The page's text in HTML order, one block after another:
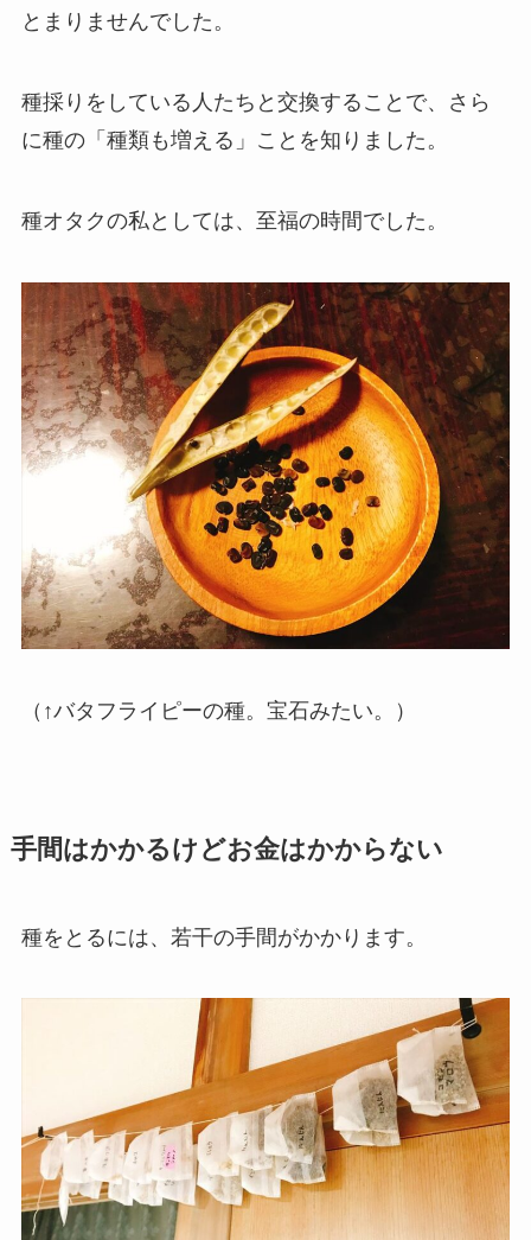
とまりませんでした。
種採りをしている人たちと交換することで、さら
に種の「種類も増える」ことを知りました。
種オタクの私としては、至福の時間でした。
（↑バタフライピーの種。宝石みたい。）
手間はかかるけどお金はかからない
種をとるには、若干の手間がかかります。